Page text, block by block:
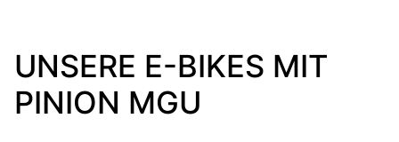
UNSERE E-BIKES MIT
PINION MGU